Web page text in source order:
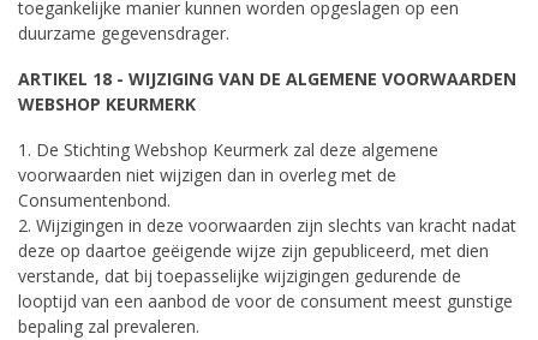
toegankelijke manier kunnen worden opgeslagen op een
duurzame gegevensdrager.
ARTIKEL 18 - WIJZIGING VAN DE ALGEMENE VOORWAARDEN
WEBSHOP KEURMERK
1. De Stichting Webshop Keurmerk zal deze algemene
voorwaarden niet wijzigen dan in overleg met de
Consumentenbond.
2. Wijzigingen in deze voorwaarden zijn slechts van kracht nadat
deze op daartoe geëigende wijze zijn gepubliceerd, met dien
verstande, dat bij toepasselijke wijzigingen gedurende de
looptijd van een aanbod de voor de consument meest gunstige
bepaling zal prevaleren.